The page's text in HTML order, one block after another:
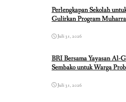
Perlengkapan Sekolah
Gulirkan Program
Juli 31, 2026
BRI Bersama Yayasan Al-
Sembako untuk Warga
Juli 31, 2026